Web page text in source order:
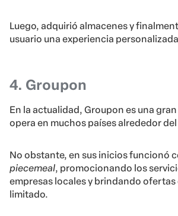
Luego, adquirió almacenes y
usuario una experiencia
4. Groupon
En la actualidad, Groupon es una
opera en muchos países alrededor
No obstante, en sus inicios funcionó
piecemeal, promocionando los
empresas locales y brindando
limitado.